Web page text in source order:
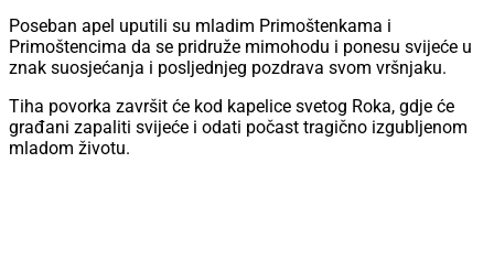
Poseban apel uputili su mladim Primoštenkama i
Primoštencima da se pridruže mimohodu i ponesu svijeće u
znak suosjećanja i posljednjeg pozdrava svom vršnjaku.
Tiha povorka završit će kod kapelice svetog Roka, gdje će
građani zapaliti svijeće i odati počast tragično izgubljenom
mladom životu.